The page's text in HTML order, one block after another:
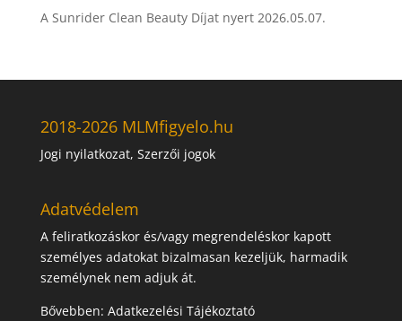
A Sunrider Clean Beauty Díjat nyert 2026.05.07.
2018-2026 MLMfigyelo.hu
Jogi nyilatkozat, Szerzői jogok
Adatvédelem
A feliratkozáskor és/vagy megrendeléskor kapott
személyes adatokat bizalmasan kezeljük, harmadik
személynek nem adjuk át.
Bővebben: Adatkezelési Tájékoztató